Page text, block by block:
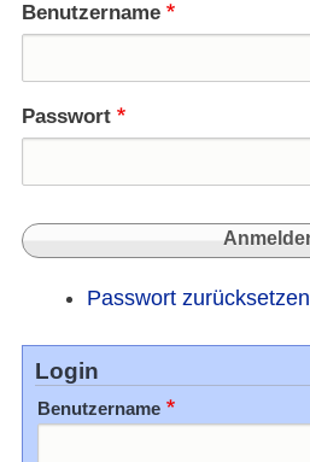
Benutzername
Passwort
Passwort zurücksetzen
Login
Benutzername